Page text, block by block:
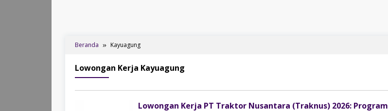
Beranda Kayuagung
Lowongan Kerja Kayuagung
Lowongan Kerja PT Traktor Nusantara (Traknus) 2026: Program